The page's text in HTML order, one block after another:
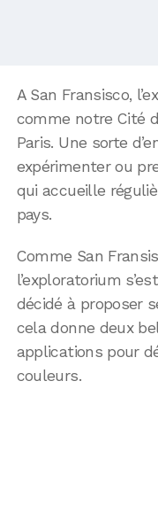
A San Fransisco,
comme notre Cité
Paris. Une sorte
expérimenter ou
qui accueille
pays.
Comme San
l’exploratorium s’est
décidé à proposer
cela donne deux
applications pour
couleurs.